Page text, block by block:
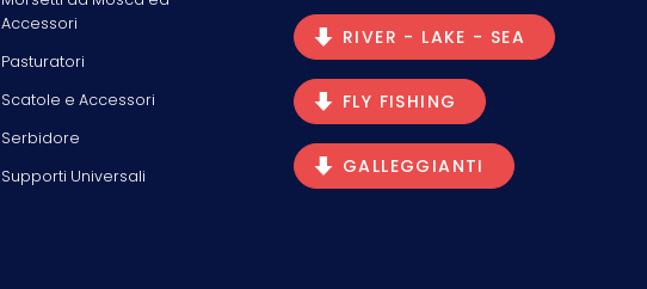
Accessori
Pasturatori
Scatole e Accessori
Serbidore
Supporti Universali
RIVER - LAKE - SEA
FLY FISHING
GALLEGGIANTI